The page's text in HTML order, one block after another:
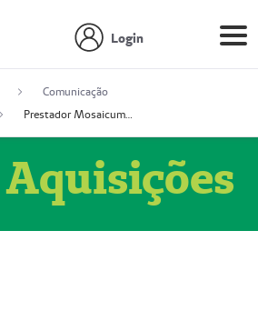
Login
Comunicação
Prestador Mosaicum Espaço Clínico Eireli (51004355-5)